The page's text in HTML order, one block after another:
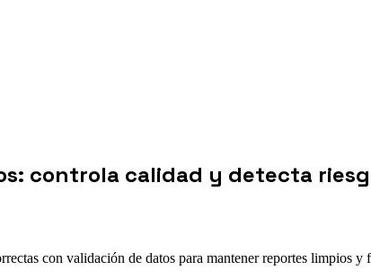
controla calidad y detecta
con validación de datos para mantener reportes limpios y